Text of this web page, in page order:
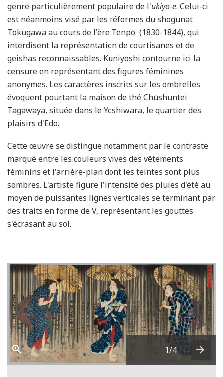
genre particulièrement populaire de l'ukiyo-e. Celui-ci
est néanmoins visé par les réformes du shogunat
Tokugawa au cours de l'ère Tenpō (1830-1844), qui
interdisent la représentation de courtisanes et de
geishas reconnaissables. Kuniyoshi contourne ici la
censure en représentant des figures féminines
anonymes. Les caractères inscrits sur les ombrelles
évoquent pourtant la maison de thé Chūshuntei
Tagawaya, située dans le Yoshiwara, le quartier des
plaisirs d'Edo.
Cette œuvre se distingue notamment par le contraste
marqué entre les couleurs vives des vêtements
féminins et l'arrière-plan dont les teintes sont plus
sombres. L'artiste figure l'intensité des pluies d'été au
moyen de puissantes lignes verticales se terminant par
des traits en forme de V, représentant les gouttes
s'écrasant au sol.
1/4
Next